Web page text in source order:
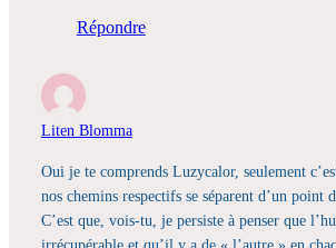
Répondre
Liten Blomma
Oui je te comprends Luzycalor, seulement
nos chemins respectifs se séparent d’un point
C’est que, vois-tu, je persiste à penser que
irrécupérable et qu’il y a de « l’autre » en